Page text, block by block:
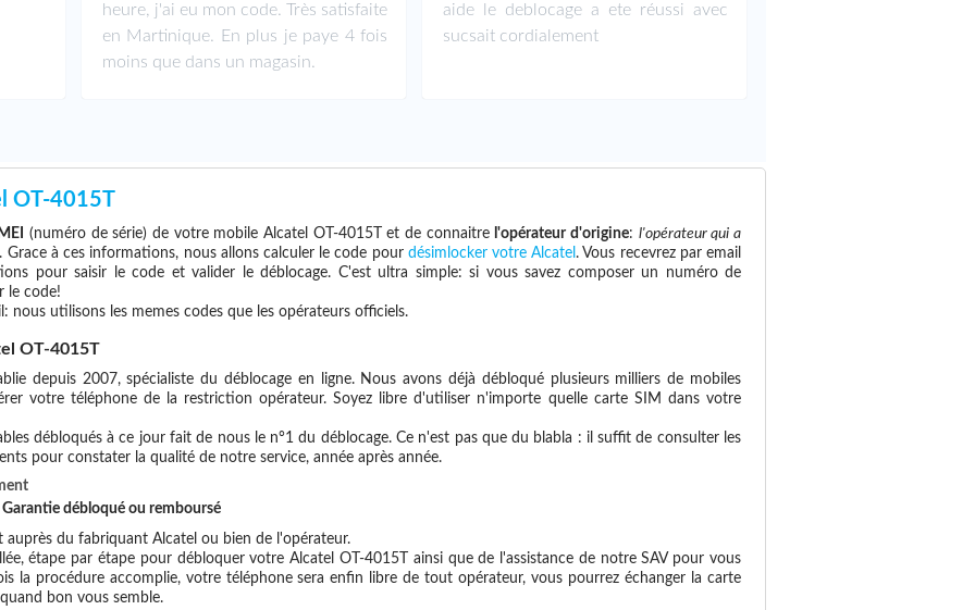
heure, j'ai eu mon code. Très satisfaite
en Martinique. En plus je paye 4 fois
moins que dans un magasin.
aide le deblocage a ete réussi avec
sucsait cordialement
OT-4015T
(numéro de série) de votre mobile Alcatel OT-4015T et de connaitre l'opérateur d'origine: l'opérateur qui a
. Grace à ces informations, nous allons calculer le code pour désimlocker votre Alcatel . Vous recevrez par email
pour saisir le code et valider le déblocage. C'est ultra simple: si vous savez composer un numéro de
le code!
nous utilisons les memes codes que les opérateurs officiels.
OT-4015T
depuis 2007, spécialiste du déblocage en ligne. Nous avons déjà débloqué plusieurs milliers de mobiles
votre téléphone de la restriction opérateur. Soyez libre d'utiliser n'importe quelle carte SIM dans votre
débloqués à ce jour fait de nous le n°1 du déblocage. Ce n'est pas que du blabla : il suffit de consulter les
pour constater la qualité de notre service, année après année.
débloqué ou remboursé
du fabriquant Alcatel ou bien de l'opérateur.
étape par étape pour débloquer votre Alcatel OT-4015T ainsi que de l'assistance de notre SAV pour vous
la procédure accomplie, votre téléphone sera enfin libre de tout opérateur, vous pourrez échanger la carte
bon vous semble.